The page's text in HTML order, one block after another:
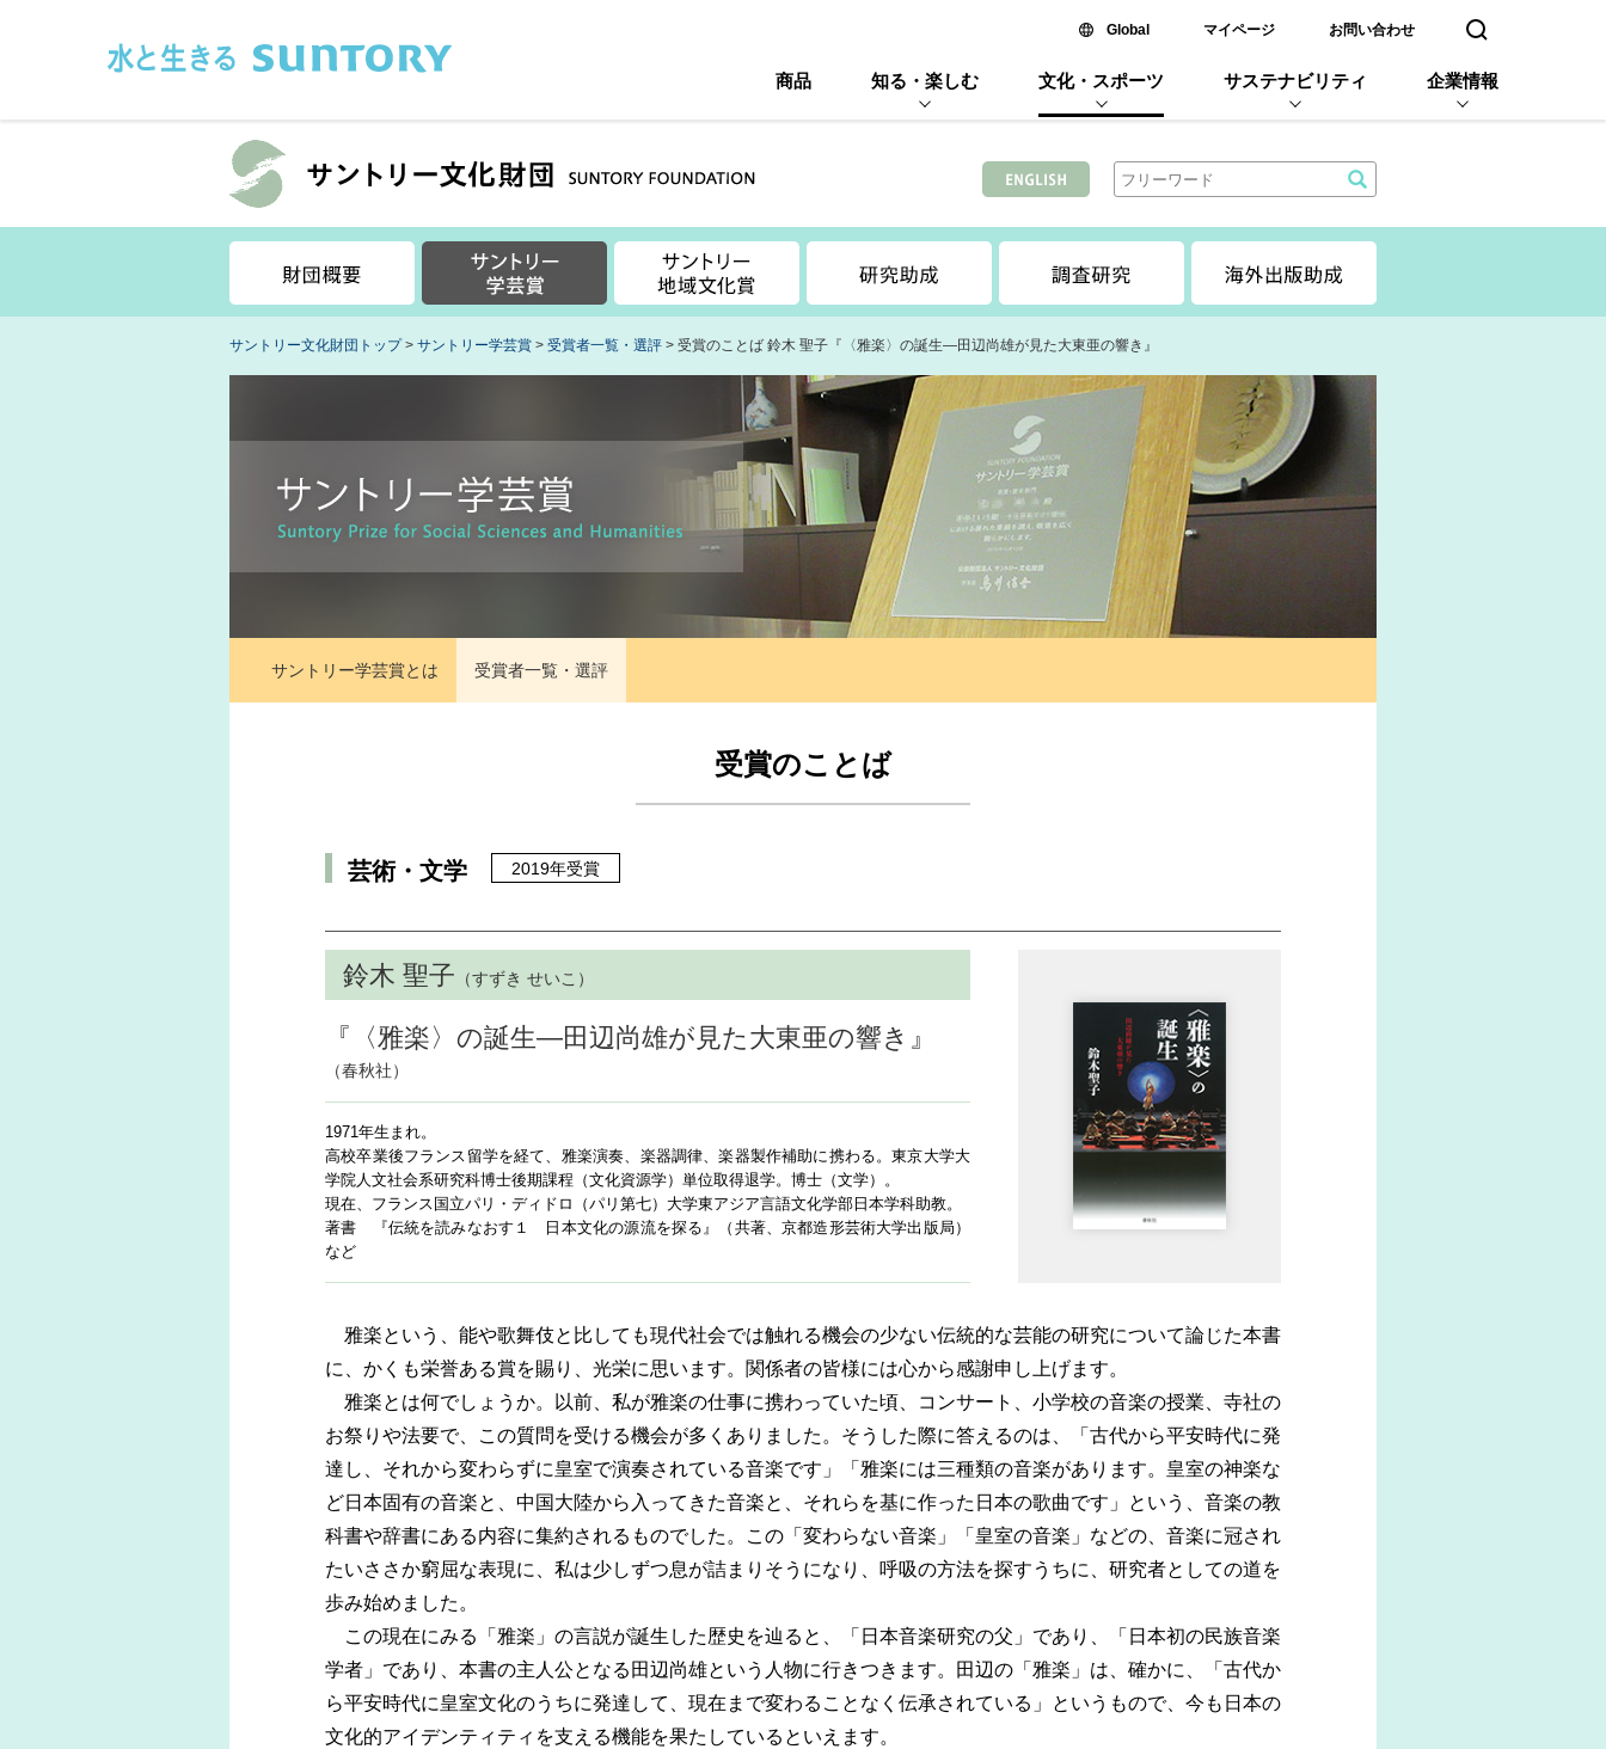
Global新しいウィンドウで開く
マイページ お問い合わせ 検索窓を開く
商品 知る・楽しむ 文化・スポーツ サステナビリティ 企業情報
サントリー文化財団トップ> サントリー学芸賞 > 受賞者一覧・選評 > 受賞のことば 鈴木 聖子『〈雅楽〉の誕生―田辺尚雄が見た大東亜の響き』
サントリー学芸賞とは 受賞者一覧・選評
受賞のことば
芸術・文学 2019年受賞
鈴木 聖子 （すずき せいこ）
『〈雅楽〉の誕生―田辺尚雄が見た大東亜の響き』
（春秋社）
1971年生まれ。
高校卒業後フランス留学を経て、雅楽演奏、楽器調律、楽器製作補助に携わる。東京大学大
学院人文社会系研究科博士後期課程（文化資源学）単位取得退学。博士（文学）。
現在、フランス国立パリ・ディドロ（パリ第七）大学東アジア言語文化学部日本学科助教。
著書 『伝統を読みなおす１ 日本文化の源流を探る』（共著、京都造形芸術大学出版局）
など
雅楽という、能や歌舞伎と比しても現代社会では触れる機会の少ない伝統的な芸能の研究について論じた本書
に、かくも栄誉ある賞を賜り、光栄に思います。関係者の皆様には心から感謝申し上げます。
雅楽とは何でしょうか。以前、私が雅楽の仕事に携わっていた頃、コンサート、小学校の音楽の授業、寺社の
お祭りや法要で、この質問を受ける機会が多くありました。そうした際に答えるのは、「古代から平安時代に発
達し、それから変わらずに皇室で演奏されている音楽です」「雅楽には三種類の音楽があります。皇室の神楽な
ど日本固有の音楽と、中国大陸から入ってきた音楽と、それらを基に作った日本の歌曲です」という、音楽の教
科書や辞書にある内容に集約されるものでした。この「変わらない音楽」「皇室の音楽」などの、音楽に冠され
たいささか窮屈な表現に、私は少しずつ息が詰まりそうになり、呼吸の方法を探すうちに、研究者としての道を
歩み始めました。
この現在にみる「雅楽」の言説が誕生した歴史を辿ると、「日本音楽研究の父」であり、「日本初の民族音楽
学者」であり、本書の主人公となる田辺尚雄という人物に行きつきます。田辺の「雅楽」は、確かに、「古代か
ら平安時代に皇室文化のうちに発達して、現在まで変わることなく伝承されている」というもので、今も日本の
文化的アイデンティティを支える機能を果たしているといえます。